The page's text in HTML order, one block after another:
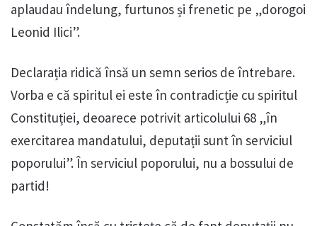
aplaudau îndelung, furtunos și frenetic pe „dorogoi
Leonid Ilici”.
Declarația ridică însă un semn serios de întrebare.
Vorba e că spiritul ei este în contradicție cu spiritul
Constituției, deoarece potrivit articolului 68 „în
exercitarea mandatului, deputații sunt în serviciul
poporului”. În serviciul poporului, nu a bossului de
partid!